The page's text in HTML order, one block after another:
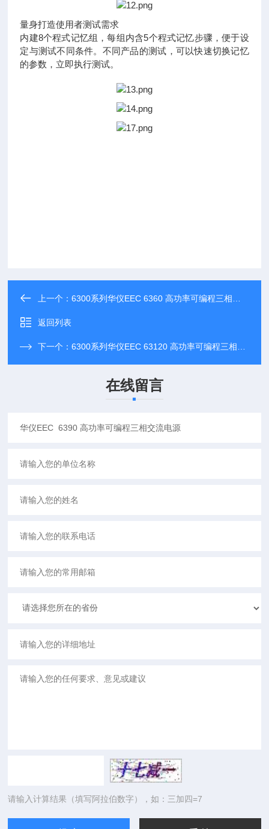
量身打造使用者测试需求
内建8个程式记忆组，每组内含5个程式记忆步骤，便于设
定与测试不同条件。不同产品的测试，可以快速切换记忆
的参数，立即执行测试。
上一个：6300系列华仪EEC 6360 高功率可编程三相交流电源
返回列表
下一个：6300系列华仪EEC 63120 高功率可编程三相交流电源
在线留言
请输入计算结果（填写阿拉伯数字），如：三加四=7